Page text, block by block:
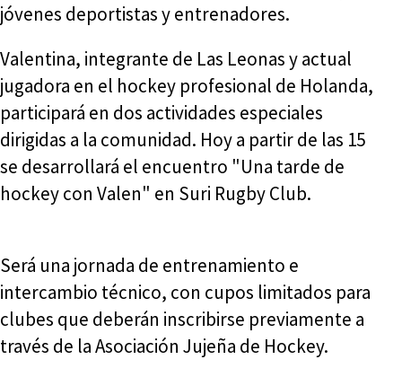
jóvenes deportistas y entrenadores.
Valentina, integrante de Las Leonas y actual
jugadora en el hockey profesional de Holanda,
participará en dos actividades especiales
dirigidas a la comunidad. Hoy a partir de las 15
se desarrollará el encuentro "Una tarde de
hockey con Valen" en Suri Rugby Club.
Será una jornada de entrenamiento e
intercambio técnico, con cupos limitados para
clubes que deberán inscribirse previamente a
través de la Asociación Jujeña de Hockey.